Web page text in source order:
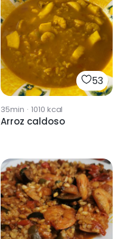
53
35min · 1010 kcal
Arroz caldoso